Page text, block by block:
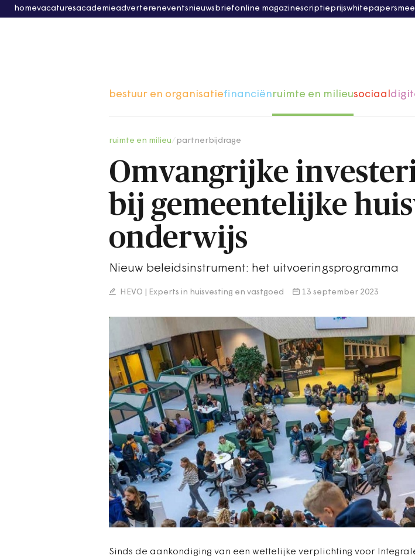
homevacaturesacademieadvertereneventsnieuwsbriefonline magazinescriptieprijswhitepapers
bestuur en organisatiefinanciënruimte en milieusociaal
ruimte en milieu partnerbijdrage
Omvangrijke
bij gemeentelijke
onderwijs
Nieuw beleidsinstrument: het uitvoeringsprogramma
HEVO | Experts in huisvesting en vastgoed 13 september 2023
Sinds de aankondiging van een wettelijke verplichting voor